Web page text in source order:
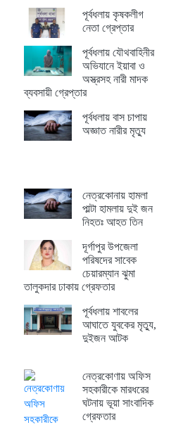
পূর্বধলায় কৃষকলীগ
নেতা গ্রেপ্তার
পূর্বধলায় যৌথবাহিনীর
অভিযানে ইয়াবা ও
অস্ত্রসহ নারী মাদক
ব্যবসায়ী গ্রেপ্তার
পূর্বধলায় বাস চাপায়
অজ্ঞাত নারীর মৃত্যু
নেত্রকোনায় হামলা
পাল্টা হামলায় দুই জন
নিহতঃ আহত তিন
দূর্গাপুর উপজেলা
পরিষদের সাবেক
চেয়ারম্যান ঝুমা
তালুকদার ঢাকায় গ্রেফতার
পূর্বধলায় শাবলের
আঘাতে যুবকের মৃত্যু,
দুইজন আটক
নেত্রকোণায় অফিস
সহকারীকে মারধরের
ঘটনায় ভূয়া সাংবাদিক
গ্রেফতার